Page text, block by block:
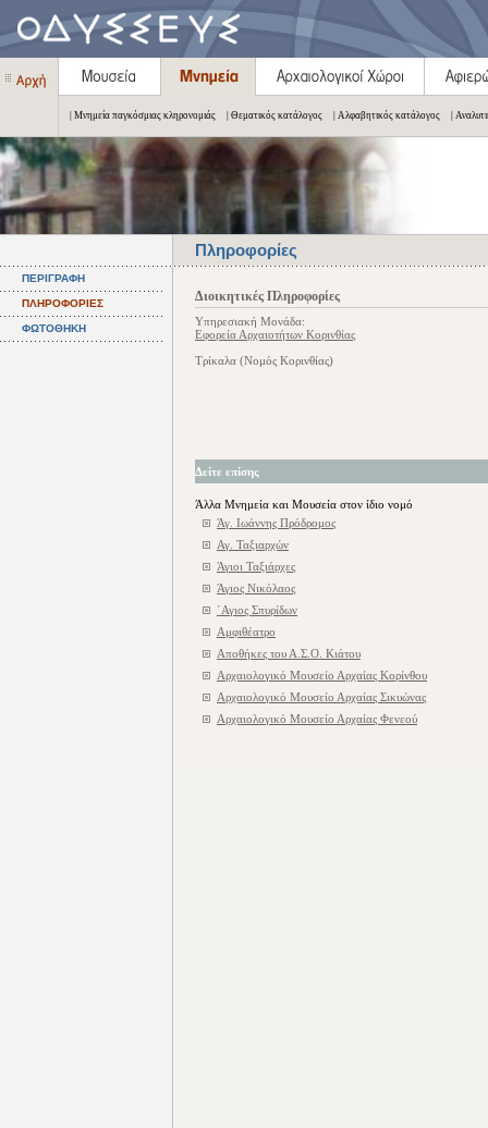
| Μνημεία παγκόσμιας κληρονομιάς | Θεματικός κατάλογος | Αλφαβητικός κατάλογος |
Πληροφορίες
ΠΕΡΙΓΡΑΦΗ
ΠΛΗΡΟΦΟΡΙΕΣ
ΦΩΤΟΘΗΚΗ
Διοικητικές Πληροφορίες
Υπηρεσιακή Μονάδα:
Εφορεία Αρχαιοτήτων Κορινθίας
Τρίκαλα (Νομός Κορινθίας)
Δείτε επίσης
Άλλα Μνημεία και Μουσεία στον ίδιο νομό
Άγ. Ιωάννης Πρόδρομος
Αγ. Ταξιαρχών
Άγιοι Ταξιάρχες
Άγιος Νικόλαος
΄Αγιος Σπυρίδων
Αμφιθέατρο
Αποθήκες του Α.Σ.Ο. Κιάτου
Αρχαιολογικό Μουσείο Αρχαίας Κορίνθου
Αρχαιολογικό Μουσείο Αρχαίας Σικυώνας
Αρχαιολογικό Μουσείο Αρχαίας Φενεού